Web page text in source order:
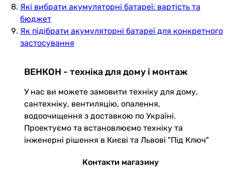
Які вибрати акумуляторні батареї: вартість та
бюджет
Як підібрати акумуляторні батареї для конкретного
застосування
ВЕНКОН - техніка для дому і монтаж
У нас ви можете замовити техніку для дому,
сантехніку, вентиляцію, опалення,
водоочищення з доставкою по Україні.
Проектуємо та встановлюємо техніку та
інженерні рішення в Києві та Львові "Під Ключ"
Контакти магазину